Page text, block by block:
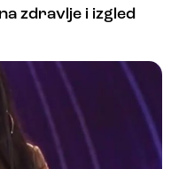
zdravlje i izgled